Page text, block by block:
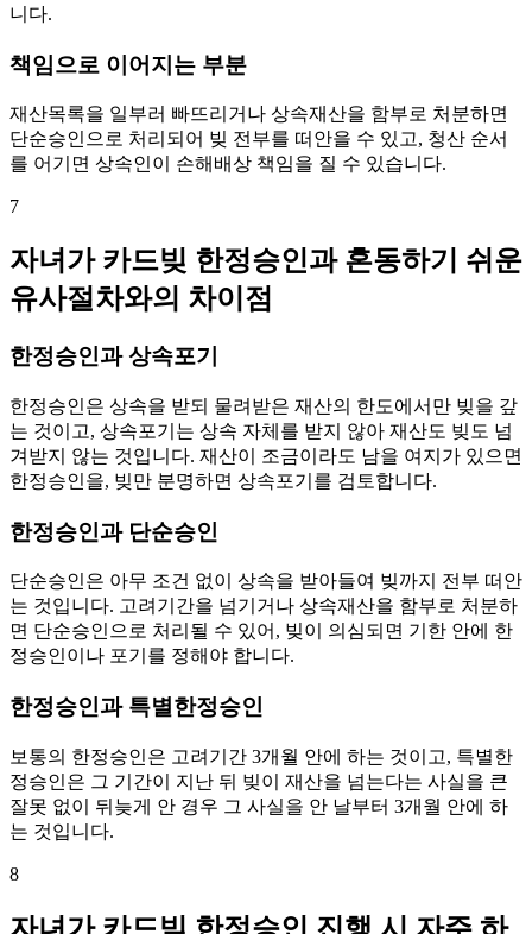
니다.
책임으로 이어지는 부분
재산목록을 일부러 빠뜨리거나 상속재산을 함부로 처분하면
단순승인으로 처리되어 빚 전부를 떠안을 수 있고, 청산 순서
를 어기면 상속인이 손해배상 책임을 질 수 있습니다.
7
자녀가 카드빚 한정승인과 혼동하기 쉬운
유사절차와의 차이점
한정승인과 상속포기
한정승인은 상속을 받되 물려받은 재산의 한도에서만 빚을 갚
는 것이고, 상속포기는 상속 자체를 받지 않아 재산도 빚도 넘
겨받지 않는 것입니다. 재산이 조금이라도 남을 여지가 있으면
한정승인을, 빚만 분명하면 상속포기를 검토합니다.
한정승인과 단순승인
단순승인은 아무 조건 없이 상속을 받아들여 빚까지 전부 떠안
는 것입니다. 고려기간을 넘기거나 상속재산을 함부로 처분하
면 단순승인으로 처리될 수 있어, 빚이 의심되면 기한 안에 한
정승인이나 포기를 정해야 합니다.
한정승인과 특별한정승인
보통의 한정승인은 고려기간 3개월 안에 하는 것이고, 특별한
정승인은 그 기간이 지난 뒤 빚이 재산을 넘는다는 사실을 큰
잘못 없이 뒤늦게 안 경우 그 사실을 안 날부터 3개월 안에 하
는 것입니다.
8
자녀가 카드빚 한정승인 진행 시 자주 하